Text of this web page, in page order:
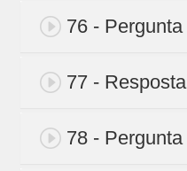
76 - Pergunta
77 - Resposta
78 - Pergunta